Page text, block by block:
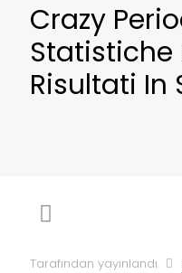
Crazy
Statistiche
Risultati In
Tarafından yayınlandı